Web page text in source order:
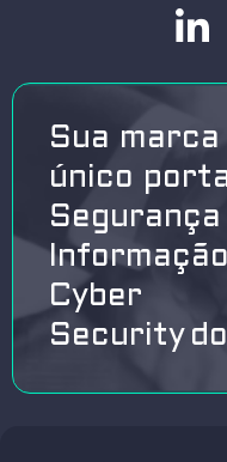
Sua marca
único
Segurança
Cyber
Security